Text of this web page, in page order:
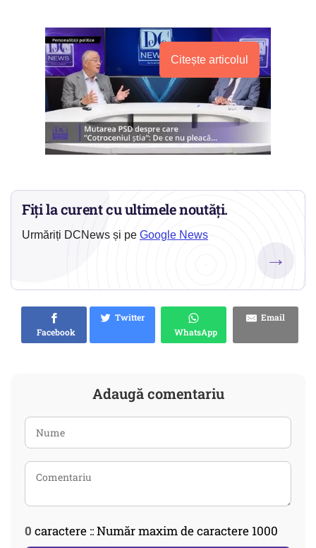
Citește articolul
Fiți la curent cu ultimele noutăți.
Urmăriți DCNews și pe Google News
→
Facebook
Twitter
WhatsApp
Email
Adaugă comentariu
0 caractere :: Număr maxim de caractere 1000